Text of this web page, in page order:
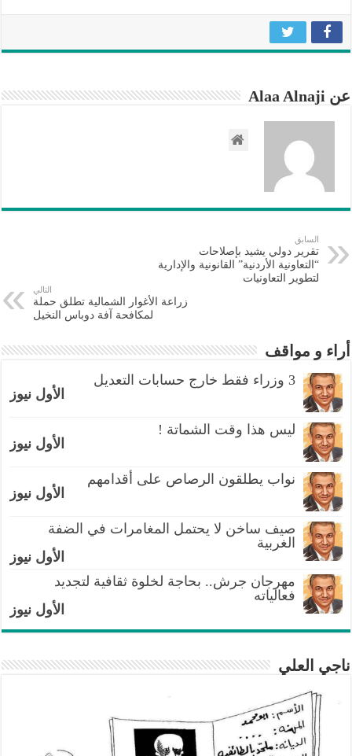
عن Alaa Alnaji
السابق
تقرير دولي يشيد بإصلاحات
“التعاونية الأردنية” القانونية والإدارية
لتطوير التعاونيات
التالي
زراعة الأغوار الشمالية تطلق حملة
لمكافحة آفة دوباس النخيل
أراء و مواقف
3 وزراء فقط خارج حسابات التعديل
الأول نيوز
ليس هذا وقت الشماتة !
الأول نيوز
نواب يطلقون الرصاص على أقدامهم
الأول نيوز
صيف ساخن لا يحتمل المغامرات في الضفة
الغربية
الأول نيوز
مهرجان جرش.. بحاجة لخلوة ثقافية لتجديد
فعالياته
الأول نيوز
ناجي العلي